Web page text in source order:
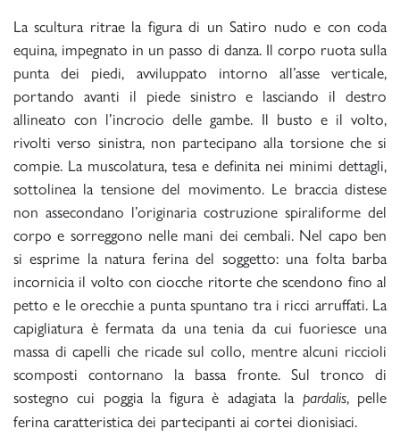
La scultura ritrae la figura di un Satiro nudo e con coda
equina, impegnato in un passo di danza. Il corpo ruota sulla
punta dei piedi, avviluppato intorno all’asse verticale,
portando avanti il piede sinistro e lasciando il destro
allineato con l’incrocio delle gambe. Il busto e il volto,
rivolti verso sinistra, non partecipano alla torsione che si
compie. La muscolatura, tesa e definita nei minimi dettagli,
sottolinea la tensione del movimento. Le braccia distese
non assecondano l’originaria costruzione spiraliforme del
corpo e sorreggono nelle mani dei cembali. Nel capo ben
si esprime la natura ferina del soggetto: una folta barba
incornicia il volto con ciocche ritorte che scendono fino al
petto e le orecchie a punta spuntano tra i ricci arruffati. La
capigliatura è fermata da una tenia da cui fuoriesce una
massa di capelli che ricade sul collo, mentre alcuni riccioli
scomposti contornano la bassa fronte. Sul tronco di
sostegno cui poggia la figura è adagiata la pardalis, pelle
ferina caratteristica dei partecipanti ai cortei dionisiaci.